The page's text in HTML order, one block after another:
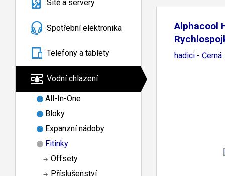
Sítě a servery
Spotřební elektronika
Telefony a tablety
Vodní chlazení
All-In-One
Bloky
Expanzní nádoby
Fitinky
Offsety
Příslušenství
Alphacool
11/8mm
hadici - Černá